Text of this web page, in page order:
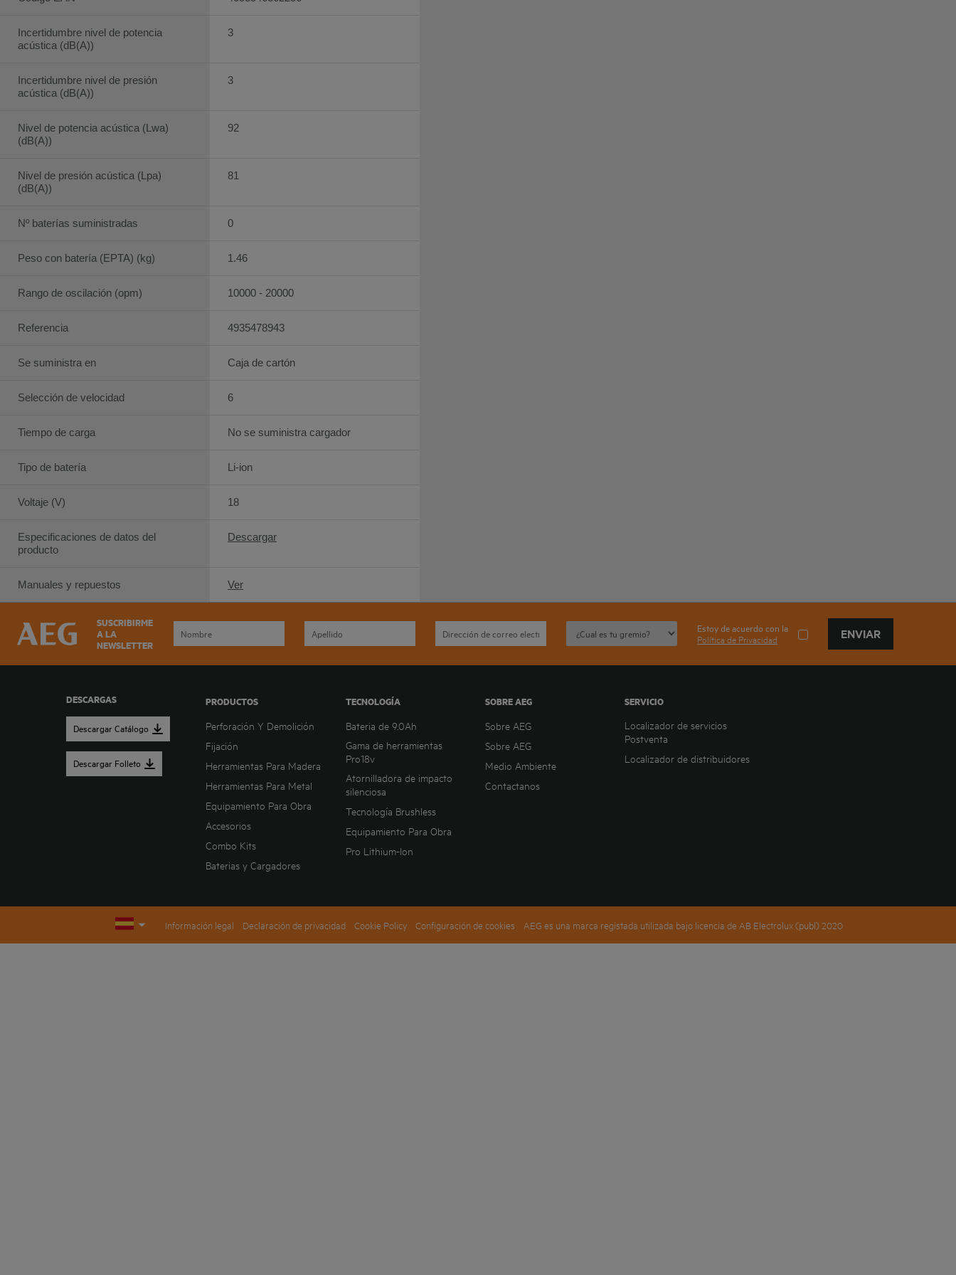
Incertidumbre nivel de potencia
acústica (dB(A))
Incertidumbre nivel de presión
acústica (dB(A))
Nivel de potencia acústica (Lwa)
(dB(A))
Nivel de presión acústica (Lpa)
(dB(A))
Nº baterías suministradas
Peso con batería (EPTA) (kg)
Rango de oscilación (opm)
Referencia
Se suministra en
Selección de velocidad
Tiempo de carga
Tipo de batería
Voltaje (V)
Especificaciones de datos del
producto
Manuales y repuestos
3
3
92
81
0
1.46
10000 - 20000
4935478943
Caja de cartón
6
No se suministra cargador
Li-ion
18
Descargar
Ver
SUSCRIBIRME
A LA
NEWSLETTER
Estoy de acuerdo con la
Política de Privacidad
ENVIAR
DESCARGAS
Descargar Catálogo
Descargar Folleto
PRODUCTOS
Perforación Y Demolición
Fijación
Herramientas Para Madera
Herramientas Para Metal
Equipamiento Para Obra
Accesorios
Combo Kits
Baterias y Cargadores
TECNOLOGÍA
Bateria de 9.0Ah
Gama de herramientas
Pro18v
Atornilladora de impacto
silenciosa
Tecnología Brushless
Equipamiento Para Obra
Pro Lithium-Ion
SOBRE AEG
Sobre AEG
Sobre AEG
Medio Ambiente
Contactanos
SERVICIO
Localizador de servicios
Postventa
Localizador de distribuidores
Información legal Declaración de privacidad Cookie Policy Configuración de cookies AEG es una marca registada utilizada bajo licencia de AB Electrolux (publ) 2020